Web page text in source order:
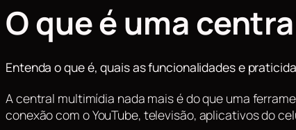
O que é uma
Entenda o que é, quais as funcionalidades e
A central multimídia nada mais é do que uma
conexão com o YouTube, televisão, aplicativos do